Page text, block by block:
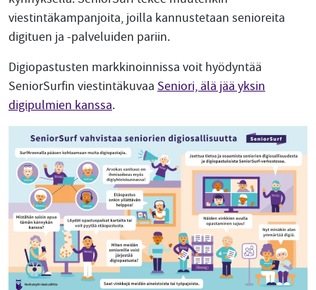
viestintäkampanjoita, joilla kannustetaan senioreita
digituen ja -palveluiden pariin.
Digiopastusten markkinoinnissa voit hyödyntää
SeniorSurfin viestintäkuvaa Seniori, älä jää yksin
digipulmien kanssa.